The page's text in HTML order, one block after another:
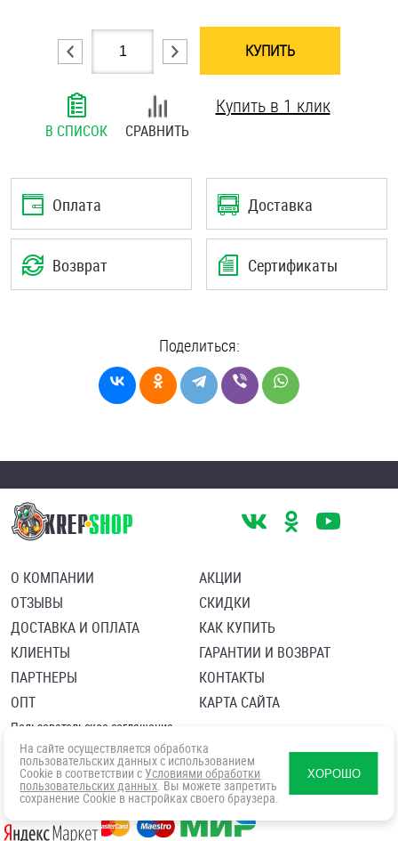
Шпильки
Шплинты
Штифты и пальцы
КУПИТЬ
В СПИСОК СРАВНИТЬ
Купить в 1 клик
Оплата Доставка
Возврат Сертификаты
Поделиться:
О КОМПАНИИ
ОТЗЫВЫ
ДОСТАВКА И ОПЛАТА
КЛИЕНТЫ
ПАРТНЕРЫ
ОПТ
АКЦИИ
СКИДКИ
КАК КУПИТЬ
ГАРАНТИИ И ВОЗВРАТ
КОНТАКТЫ
КАРТА САЙТА
Пользовательское соглашение
Политика в отношении обработки персональных данных
Согласие посетителя сайта на обработку персональных данны
На сайте осуществляется обработка
пользовательских данных с использованием
Cookie в соответствии с Условиями обработки
пользовательских данных. Вы можете запретить
сохранение Cookie в настройках своего браузера.
ХОРОШО